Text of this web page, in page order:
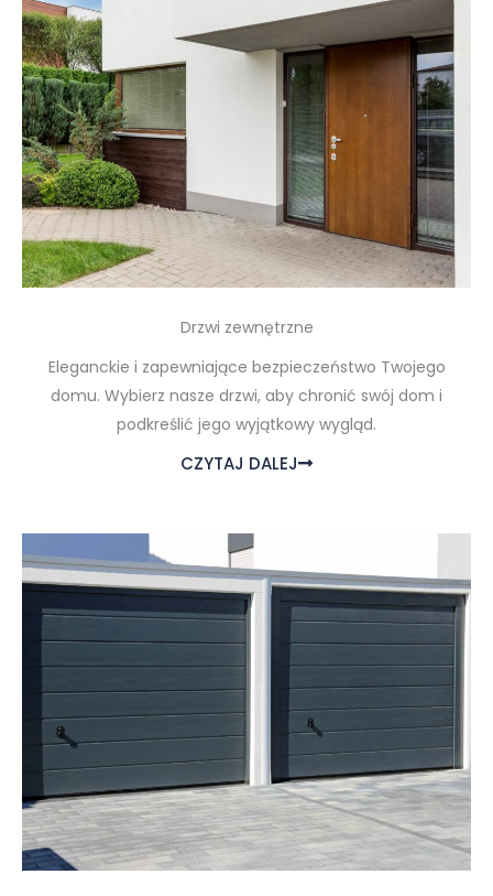
Drzwi zewnętrzne
Eleganckie i zapewniające bezpieczeństwo Twojego
domu. Wybierz nasze drzwi, aby chronić swój dom i
podkreślić jego wyjątkowy wygląd.
CZYTAJ DALEJ